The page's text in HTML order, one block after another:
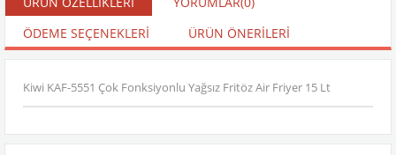
ÖDEME SEÇENEKLERI
ÜRÜN ÖNERILERI
Kiwi KAF-5551 Çok Fonksiyonlu Yağsız Fritöz Air Friyer 15 Lt